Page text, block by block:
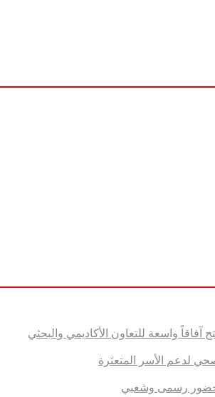
آفاقاً واسعة للتعاون الأكاديمي والبحثي
لدعم الأسر المتعثرة
حضور رسمى وشعبي